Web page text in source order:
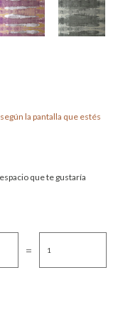
la pantalla que estés
que te gustaría
=